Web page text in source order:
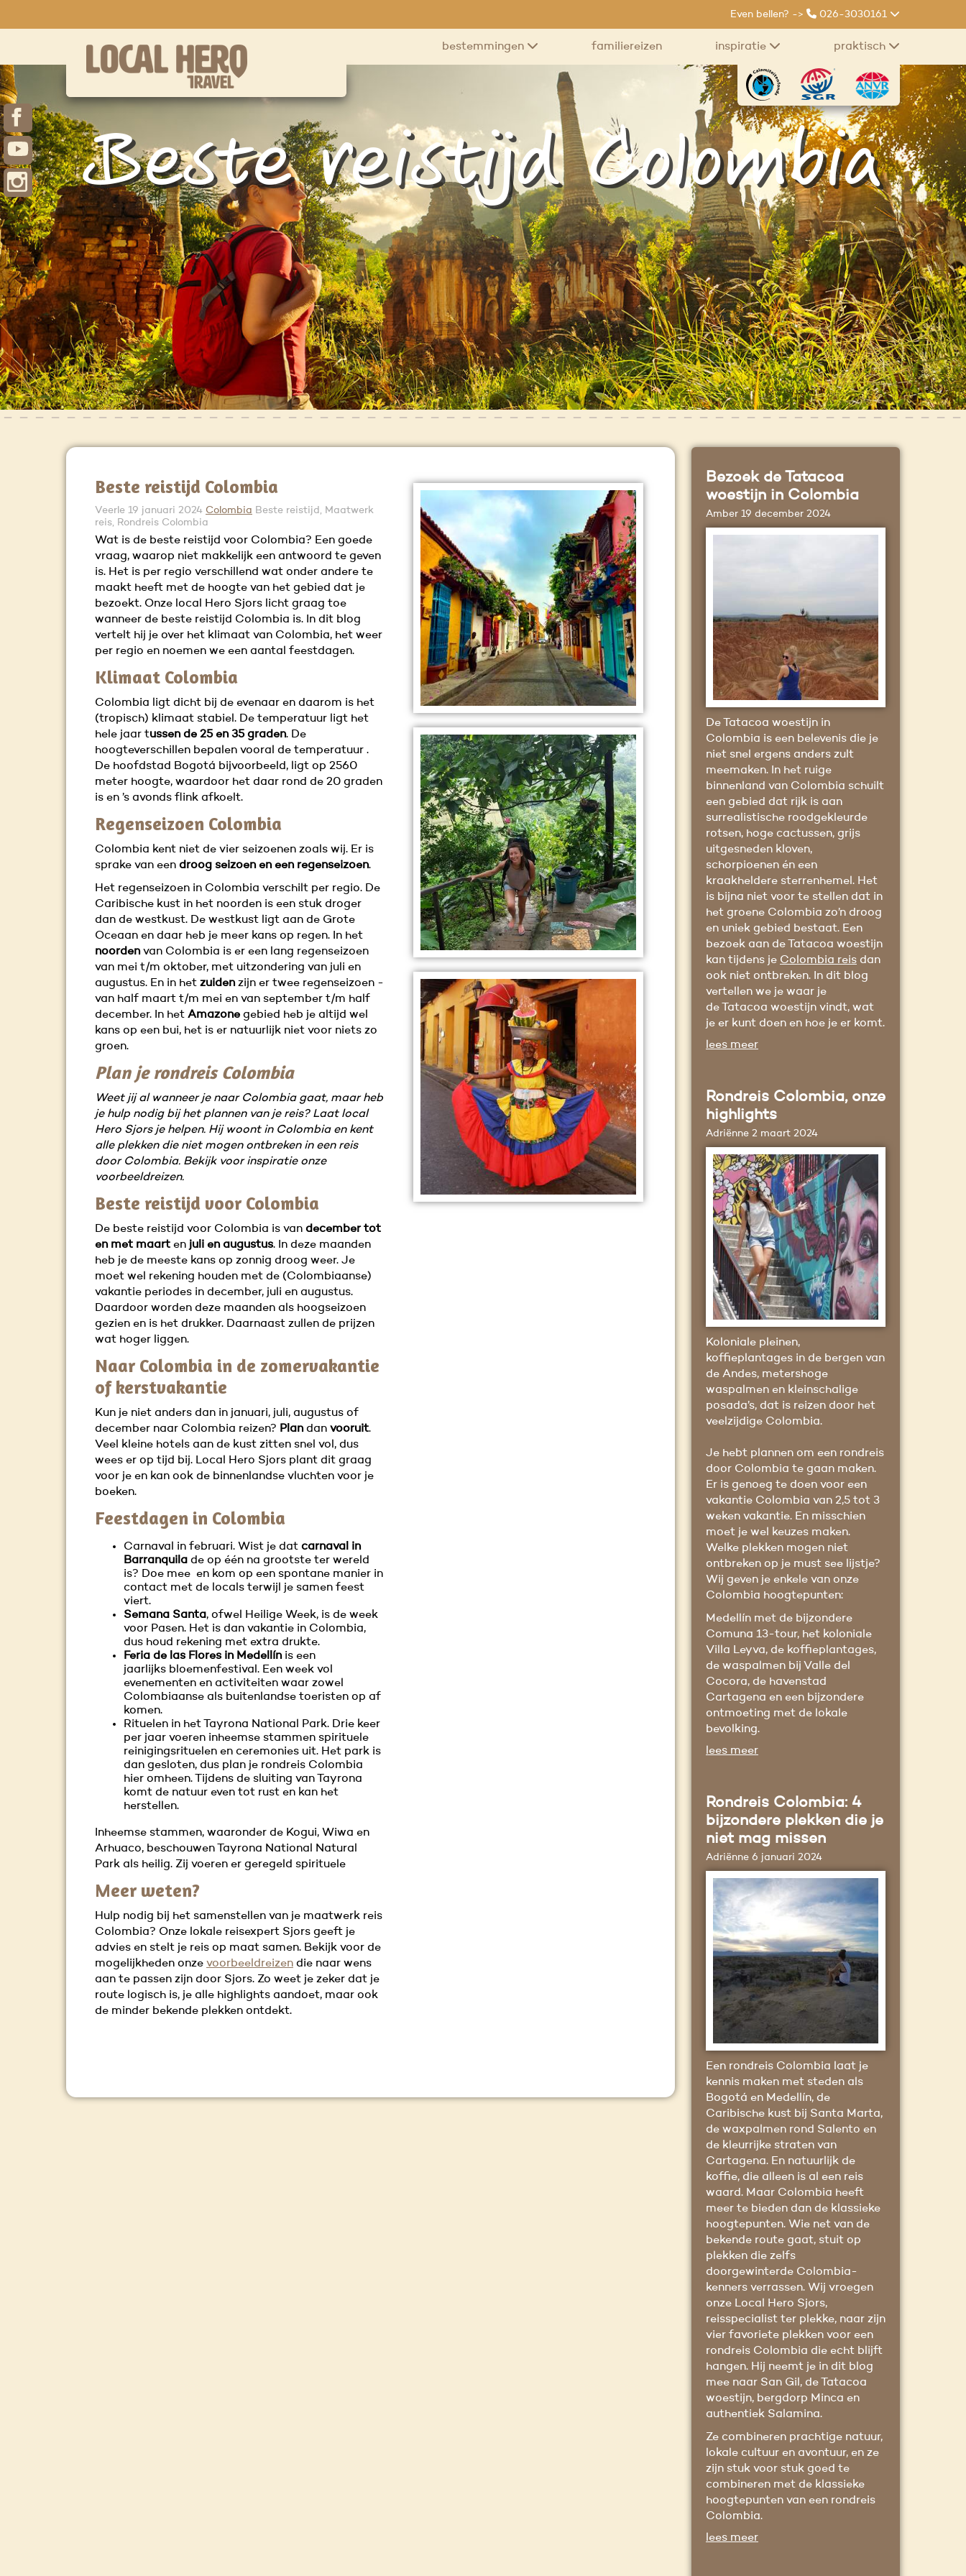
Even bellen? -> 026-3030161
bestemmingen familiereizen inspiratie praktisch
Beste reistijd Colombia
Beste reistijd Colombia
Veerle 19 januari 2024 Colombia Beste reistijd, Maatwerk
reis, Rondreis Colombia
Wat is de beste reistijd voor Colombia? Een goede
vraag, waarop niet makkelijk een antwoord te geven
is. Het is per regio verschillend wat onder andere te
maakt heeft met de hoogte van het gebied dat je
bezoekt. Onze local Hero Sjors licht graag toe
wanneer de beste reistijd Colombia is. In dit blog
vertelt hij je over het klimaat van Colombia, het weer
per regio en noemen we een aantal feestdagen.
Klimaat Colombia
Colombia ligt dicht bij de evenaar en daarom is het
(tropisch) klimaat stabiel. De temperatuur ligt het
hele jaar tussen de 25 en 35 graden. De
hoogteverschillen bepalen vooral de temperatuur .
De hoofdstad Bogotá bijvoorbeeld, ligt op 2560
meter hoogte, waardoor het daar rond de 20 graden
is en ’s avonds flink afkoelt.
Regenseizoen Colombia
Colombia kent niet de vier seizoenen zoals wij. Er is
sprake van een droog seizoen en een regenseizoen.
Het regenseizoen in Colombia verschilt per regio. De
Caribische kust in het noorden is een stuk droger
dan de westkust. De westkust ligt aan de Grote
Oceaan en daar heb je meer kans op regen. In het
noordenvan Colombia is er een lang regenseizoen
van mei t/m oktober, met uitzondering van juli en
augustus. En in het zuidenzijn er twee regenseizoen -
van half maart t/m mei en van september t/m half
december. In het Amazone gebied heb je altijd wel
kans op een bui, het is er natuurlijk niet voor niets zo
groen.
Plan je rondreis Colombia
Weet jij al wanneer je naar Colombia gaat, maar heb
je hulp nodig bij het plannen van je reis? Laat local
Hero Sjors je helpen. Hij woont in Colombia en kent
alle plekken die niet mogen ontbreken in een reis
door Colombia. Bekijk voor inspiratie onze
voorbeeldreizen.
Beste reistijd voor Colombia
De beste reistijd voor Colombia is van december tot
en met maart en juli en augustus. In deze maanden
heb je de meeste kans op zonnig droog weer. Je
moet wel rekening houden met de (Colombiaanse)
vakantie periodes in december, juli en augustus.
Daardoor worden deze maanden als hoogseizoen
gezien en is het drukker. Daarnaast zullen de prijzen
wat hoger liggen.
Naar Colombia in de zomervakantie
of kerstvakantie
Kun je niet anders dan in januari, juli, augustus of
december naar Colombia reizen? Plandan vooruit.
Veel kleine hotels aan de kust zitten snel vol, dus
wees er op tijd bij. Local Hero Sjors plant dit graag
voor je en kan ook de binnenlandse vluchten voor je
boeken.
Feestdagen in Colombia
Carnaval in februari. Wist je dat carnaval in
Barranquila de op één na grootste ter wereld
is? Doe mee en kom op een spontane manier in
contact met de locals terwijl je samen feest
viert.
Semana Santa, ofwel Heilige Week, is de week
voor Pasen. Het is dan vakantie in Colombia,
dus houd rekening met extra drukte.
Feria de las Flores in Medellín is een
jaarlijks bloemenfestival. Een week vol
evenementen en activiteiten waar zowel
Colombiaanse als buitenlandse toeristen op af
komen.
Rituelen in het Tayrona National Park. Drie keer
per jaar voeren inheemse stammen spirituele
reinigingsrituelen en ceremonies uit. Het park is
dan gesloten, dus plan je rondreis Colombia
hier omheen. Tijdens de sluiting van Tayrona
komt de natuur even tot rust en kan het
herstellen.
Inheemse stammen, waaronder de Kogui, Wiwa en
Arhuaco, beschouwen Tayrona National Natural
Park als heilig. Zij voeren er geregeld spirituele
Meer weten?
Hulp nodig bij het samenstellen van je maatwerk reis
Colombia? Onze lokale reisexpert Sjors geeft je
advies en stelt je reis op maat samen. Bekijk voor de
mogelijkheden onze voorbeeldreizen die naar wens
aan te passen zijn door Sjors. Zo weet je zeker dat je
route logisch is, je alle highlights aandoet, maar ook
de minder bekende plekken ontdekt.
Bezoek de Tatacoa
woestijn in Colombia
Amber 19 december 2024
De Tatacoa woestijn in
Colombia is een belevenis die je
niet snel ergens anders zult
meemaken. In het ruige
binnenland van Colombia schuilt
een gebied dat rijk is aan
surrealistische roodgekleurde
rotsen, hoge cactussen, grijs
uitgesneden kloven,
schorpioenen én een
kraakheldere sterrenhemel. Het
is bijna niet voor te stellen dat in
het groene Colombia zo’n droog
en uniek gebied bestaat. Een
bezoek aan de Tatacoa woestijn
kan tijdens je Colombia reis dan
ook niet ontbreken. In dit blog
vertellen we je waar je
de Tatacoa woestijn vindt, wat
je er kunt doen en hoe je er komt.
lees meer
Rondreis Colombia, onze
highlights
Adriënne 2 maart 2024
Koloniale pleinen,
koffieplantages in de bergen van
de Andes, metershoge
waspalmen en kleinschalige
posada’s, dat is reizen door het
veelzijdige Colombia.
Je hebt plannen om een rondreis
door Colombia te gaan maken.
Er is genoeg te doen voor een
vakantie Colombia van 2,5 tot 3
weken vakantie. En misschien
moet je wel keuzes maken.
Welke plekken mogen niet
ontbreken op je must see lijstje?
Wij geven je enkele van onze
Colombia hoogtepunten:
Medellín met de bijzondere
Comuna 13-tour, het koloniale
Villa Leyva, de koffieplantages,
de waspalmen bij Valle del
Cocora, de havenstad
Cartagena en een bijzondere
ontmoeting met de lokale
bevolking.
lees meer
Rondreis Colombia: 4
bijzondere plekken die je
niet mag missen
Adriënne 6 januari 2024
Een rondreis Colombia laat je
kennis maken met steden als
Bogotá en Medellín, de
Caribische kust bij Santa Marta,
de waxpalmen rond Salento en
de kleurrijke straten van
Cartagena. En natuurlijk de
koffie, die alleen is al een reis
waard. Maar Colombia heeft
meer te bieden dan de klassieke
hoogtepunten. Wie net van de
bekende route gaat, stuit op
plekken die zelfs
doorgewinterde Colombia-
kenners verrassen. Wij vroegen
onze Local Hero Sjors,
reisspecialist ter plekke, naar zijn
vier favoriete plekken voor een
rondreis Colombia die echt blijft
hangen. Hij neemt je in dit blog
mee naar San Gil, de Tatacoa
woestijn, bergdorp Minca en
authentiek Salamina.
Ze combineren prachtige natuur,
lokale cultuur en avontuur, en ze
zijn stuk voor stuk goed te
combineren met de klassieke
hoogtepunten van een rondreis
Colombia.
lees meer